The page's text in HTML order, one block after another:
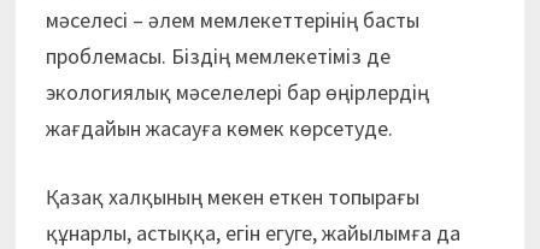
мәселесі – әлем мемлекеттерінің басты
проблемасы. Біздің мемлекетіміз де
экологиялық мәселелері бар өңірлердің
жағдайын жасауға көмек көрсетуде.
Қазақ халқының мекен еткен топырағы
құнарлы, астыққа, егін егуге, жайылымға да